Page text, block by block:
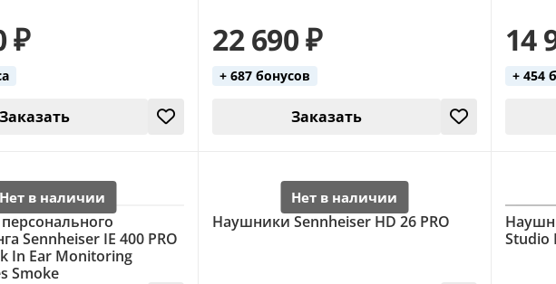
₽
Заказать
22 690 ₽
+ 687 бонусов
Заказать
14
+ 454
Sennheiser IE 400 PRO
In Ear Monitoring
Smoke
Наушники Sennheiser HD 26 PRO
Studio